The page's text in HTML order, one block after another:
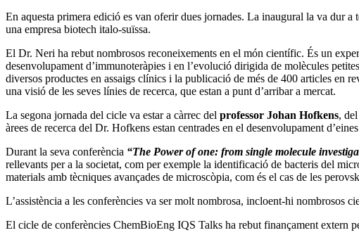
En aquesta primera edició es van oferir dues jornades. La inaugural la va dur a
una empresa biotech italo-suïssa.
El Dr. Neri ha rebut nombrosos reconeixements en el món científic. És un
desenvolupament d’immunoteràpies i en l’evolució dirigida de molècules
diversos productes en assaigs clínics i la publicació de més de 400 articles en
una visió de les seves línies de recerca, que estan a punt d’arribar a mercat.
La segona jornada del cicle va estar a càrrec del professor Johan Hofkens, del
àrees de recerca del Dr. Hofkens estan centrades en el desenvolupament
Durant la seva conferència “The Power of one: from single molecule
rellevants per a la societat, com per exemple la identificació de bacteris del
materials amb tècniques avançades de microscòpia, com és el cas de les
L’assistència a les conferències va ser molt nombrosa, incloent-hi nombrosos
El cicle de conferències ChemBioEng IQS Talks ha rebut finançament extern